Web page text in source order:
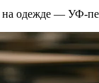
одежде — УФ-